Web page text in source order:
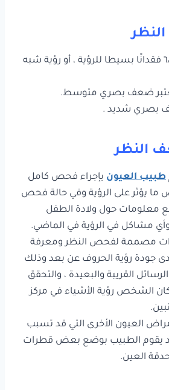
يعتبر ٦/٩ إلى ٦/١٢ فقدانًا بسيطا للرؤية ، أو رؤية شبه
النظر
طبيب العيون بإجراء فحص كامل
يؤثر على الرؤية وفي حالة فحص
معلومات حول ولادة الطفل
وأي مشاكل في الرؤية في الماضي.
مصممة لفحص النظر ومعرفة
جودة رؤية الحروف عن بعد وذلك
القريبة والبعيدة ، والتحقق
الشخص رؤية الأشياء في مركز
العيون الأخرى التي قد تسبب
يقوم الطبيب بوضع بعض قطرات
العين.